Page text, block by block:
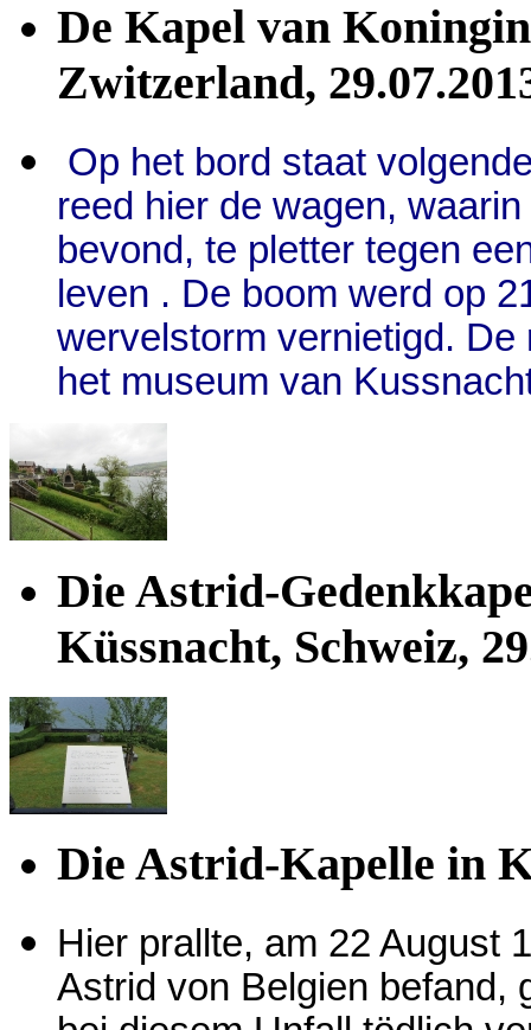
De Kapel van
Zwitzerland,
Op het bord staat
reed hier de wagen,
bevond, te pletter tegen
leven . De boom werd op
wervelstorm vernietigd.
het museum van
Die Astrid-
Küssnacht, Schweiz,
Die Astrid-Kapelle in
Hier prallte, am 22 August
Astrid von Belgien befand,